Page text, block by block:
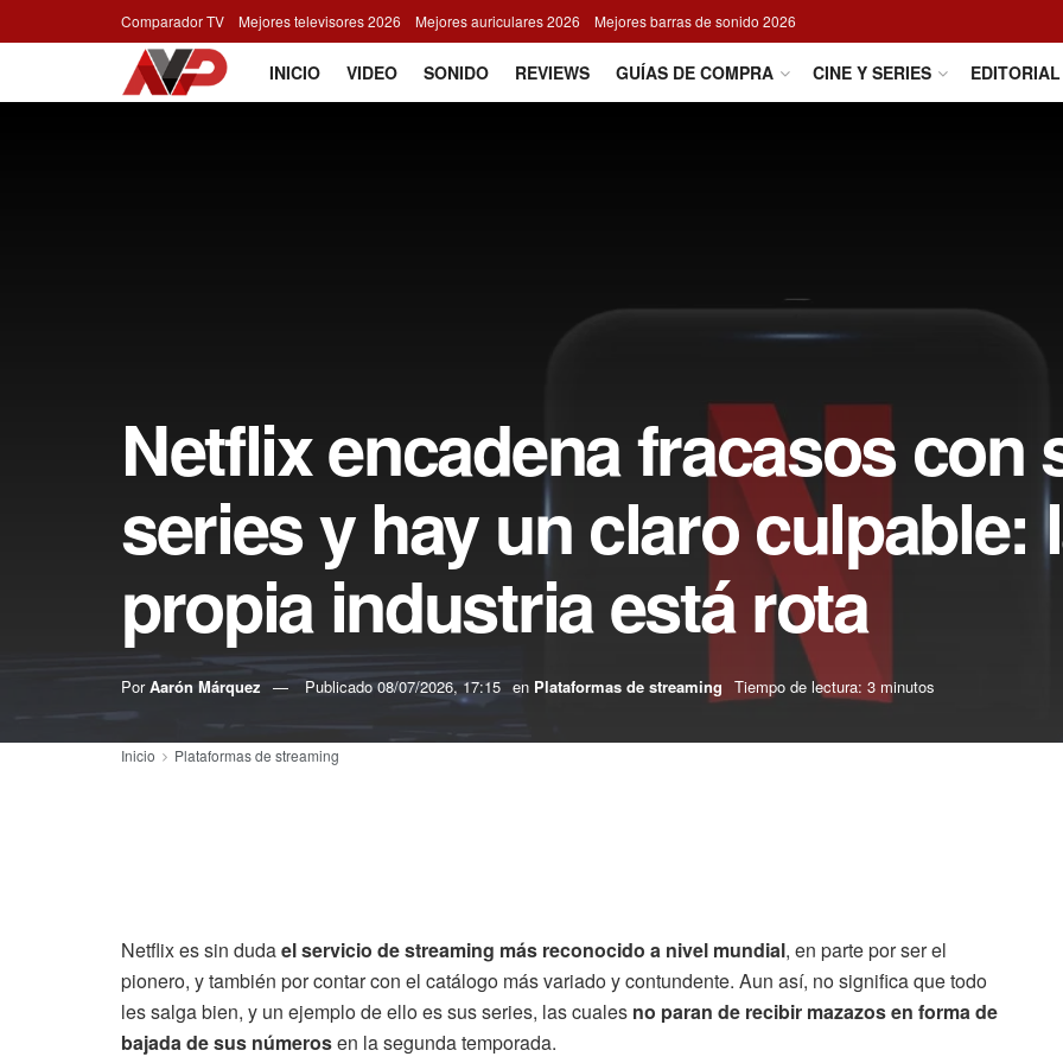
Comparador TV Mejores televisores 2026 Mejores auriculares 2026 Mejores barras de sonido 2026
INICIO VIDEO SONIDO REVIEWS GUÍAS DE COMPRA CINE Y SERIES EDITORIAL
Netflix encadena fracasos con
series y hay un claro culpable:
propia industria está rota
Por Aarón Márquez Publicado 08/07/2026, 17:15 en Plataformas de streaming Tiempo de lectura: 3 minutos
Inicio Plataformas de streaming
Netflix es sin dudael servicio de streaming más reconocido a nivel mundial, en parte por ser el
pionero, y también por contar con el catálogo más variado y contundente. Aun así, no significa que todo
les salga bien, y un ejemplo de ello es sus series, las cuales no paran de recibir mazazos en forma de
bajada de sus númerosen la segunda temporada.